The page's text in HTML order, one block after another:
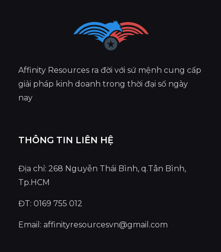
Affinity Resources ra đời với sứ mệnh cung cấp
giải pháp kinh doanh trong thời đại số ngày
nay
THÔNG TIN LIÊN HỆ
Địa chỉ: 268 Nguyễn Thái Bình, q.Tân Bình,
Tp.HCM
ĐT: 0169 755 012
Email:affinityresourcesvn@gmail.com